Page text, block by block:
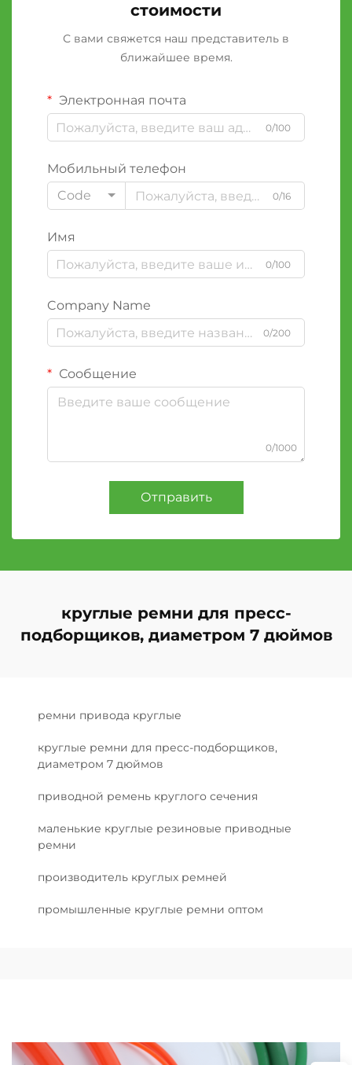
стоимости
С вами свяжется наш представитель в
ближайшее время.
Электронная почта
0/100
Мобильный телефон
Code
0/16
Имя
0/100
Company Name
0/200
Сообщение
0/1000
Отправить
круглые ремни для пресс-
подборщиков, диаметром 7 дюймов
ремни привода круглые
круглые ремни для пресс-подборщиков,
диаметром 7 дюймов
приводной ремень круглого сечения
маленькие круглые резиновые приводные
ремни
производитель круглых ремней
промышленные круглые ремни оптом